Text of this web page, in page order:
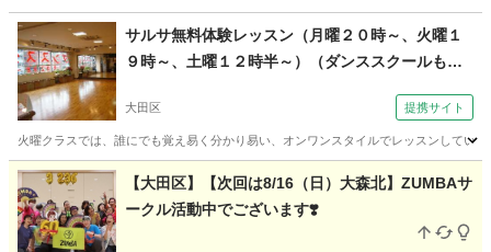
東京 大田区 雪が谷大塚駅 踊ってみた
サルサ無料体験レッスン（月曜２０時～、火曜１
９時～、土曜１２時半～）（ダンススクールもり
大田区 提携サイト
火曜クラスでは、誰にでも覚え易く分かり易い、オンワンスタイルでレッスンしてい
東京 大田区 サルサダンス
【大田区】【次回は8/16（日）大森北】ZUMBAサ
ークル活動中でございます❣️